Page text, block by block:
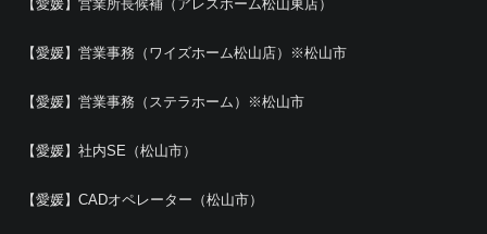
【愛媛】営業所長候補（アレスホーム松山東店）
【愛媛】営業事務（ワイズホーム松山店）※松山市
【愛媛】営業事務（ステラホーム）※松山市
【愛媛】社内SE（松山市）
【愛媛】CADオペレーター（松山市）